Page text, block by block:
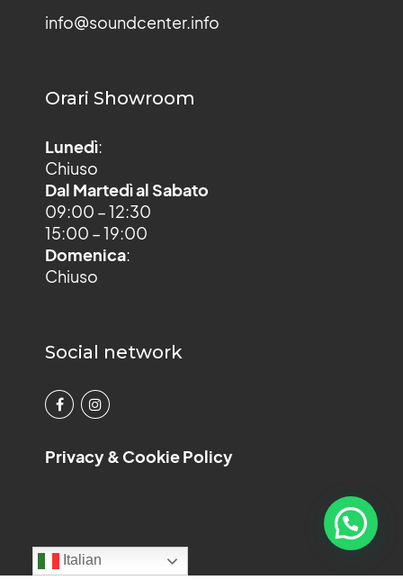
info@soundcenter.info
Orari Showroom
Lunedì:
Chiuso
Dal Martedì al Sabato
09:00 – 12:30
15:00 – 19:00
Domenica:
Chiuso
Social network
Privacy & Cookie Policy
Italian